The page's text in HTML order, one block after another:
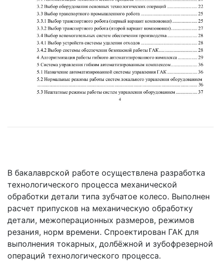
В бакалаврской работе осуществлена разработка
технологического процесса механической
обработки детали типа зубчатое колесо. Выполнен
расчет припусков на механическую обработку
детали, межоперационных размеров, режимов
резания, норм времени. Спроектирован ГАК для
выполнения токарных, долбёжной и зубофрезерной
операций технологического процесса.